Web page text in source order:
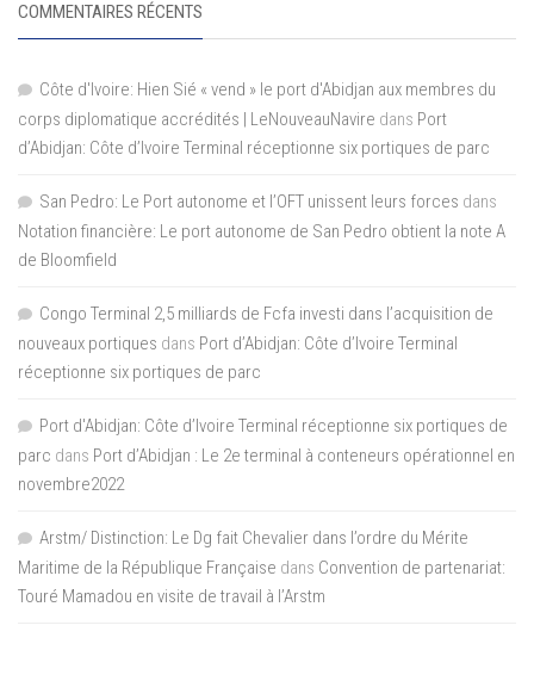
COMMENTAIRES RÉCENTS
Côte d'Ivoire: Hien Sié « vend » le port d'Abidjan aux membres du
corps diplomatique accrédités | LeNouveauNavire dans Port
d’Abidjan: Côte d’Ivoire Terminal réceptionne six portiques de parc
San Pedro: Le Port autonome et l’OFT unissent leurs forces dans
Notation financière: Le port autonome de San Pedro obtient la note A
de Bloomfield
Congo Terminal 2,5 milliards de Fcfa investi dans l’acquisition de
nouveaux portiques dans Port d’Abidjan: Côte d’Ivoire Terminal
réceptionne six portiques de parc
Port d'Abidjan: Côte d’Ivoire Terminal réceptionne six portiques de
parc dans Port d’Abidjan : Le 2e terminal à conteneurs opérationnel en
novembre2022
Arstm/ Distinction: Le Dg fait Chevalier dans l’ordre du Mérite
Maritime de la République Française dans Convention de partenariat:
Touré Mamadou en visite de travail à l’Arstm